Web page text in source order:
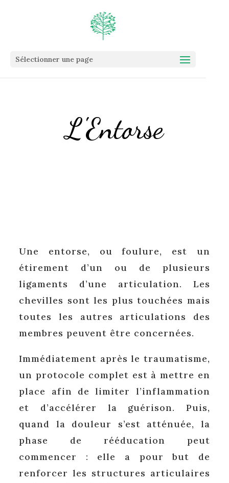
Sélectionner une page
L'Entorse
Une entorse, ou foulure, est un
étirement d’un ou de plusieurs
ligaments d’une articulation. Les
chevilles sont les plus touchées mais
toutes les autres articulations des
membres peuvent être concernées.
Immédiatement après le traumatisme,
un protocole complet est à mettre en
place afin de limiter l’inflammation
et d’accélérer la guérison. Puis,
quand la douleur s’est atténuée, la
phase de rééducation peut
commencer : elle a pour but de
renforcer les structures articulaires